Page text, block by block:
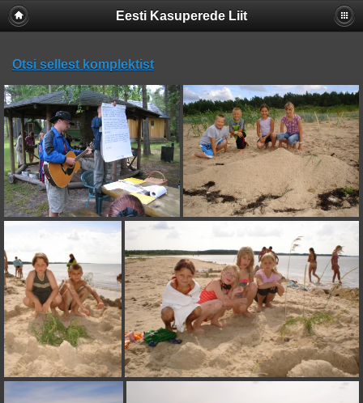
Eesti Kasuperede Liit
Otsi sellest komplektist